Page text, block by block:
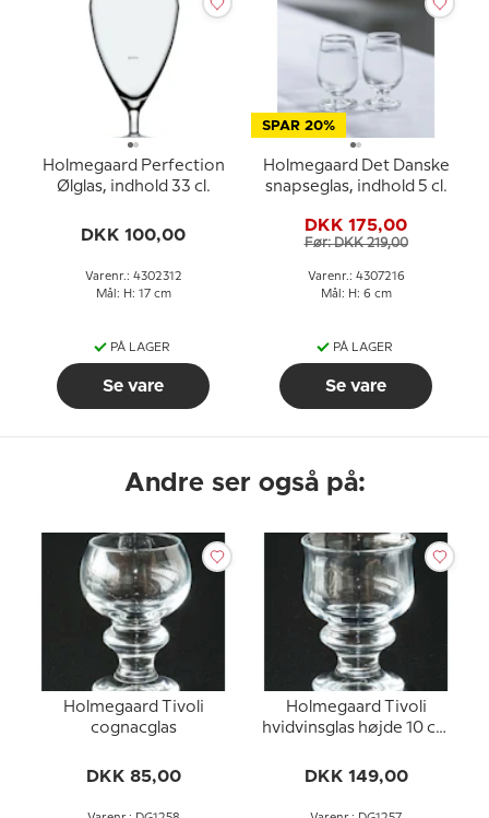
Holmegaard Perfection
Ølglas, indhold 33 cl.
DKK 100,00
Varenr.: 4302312
Mål: H: 17 cm
PÅ LAGER
Se vare
SPAR 20%
Holmegaard Det Danske
snapseglas, indhold 5 cl.
DKK 175,00
Før: DKK 219,00
Varenr.: 4307216
Mål: H: 6 cm
PÅ LAGER
Se vare
Andre ser også på:
Holmegaard Tivoli
cognacglas
DKK 85,00
Holmegaard Tivoli
hvidvinsglas højde 10 cm
DKK 149,00